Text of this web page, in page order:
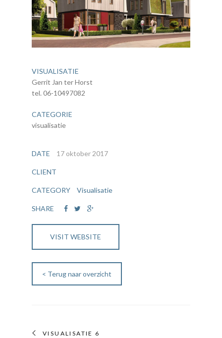
VISUALISATIE
Gerrit Jan ter Horst
tel. 06-10497082
CATEGORIE
visualisatie
DATE 17 oktober 2017
CLIENT
CATEGORY Visualisatie
SHARE
VISIT WEBSITE
< Terug naar overzicht
VISUALISATIE 6